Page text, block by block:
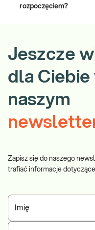
rozpoczęciem?
Jeszcze
dla Ciebie
naszym
Zapisz się do naszego
trafiać informacje
Imię